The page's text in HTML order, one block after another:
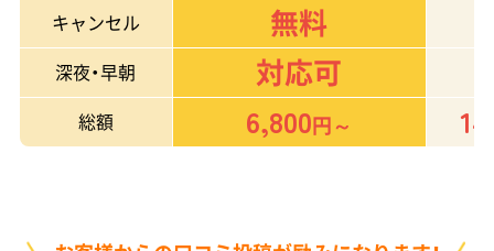
キャンセル 無料
深夜・早朝 対応可
総額
6,800円～